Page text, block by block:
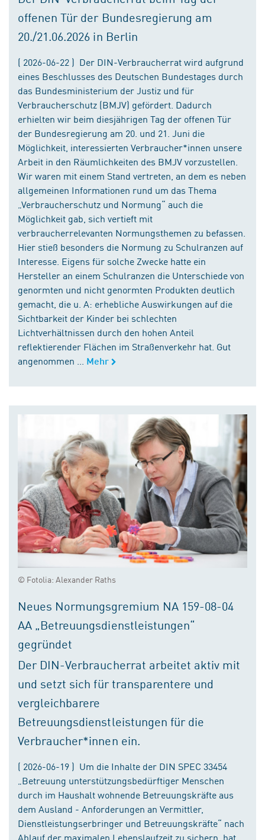
offenen Tür der Bundesregierung am
20./21.06.2026 in Berlin
( 2026-06-22 ) Der DIN-Verbraucherrat wird aufgrund
eines Beschlusses des Deutschen Bundestages durch
das Bundesministerium der Justiz und für
Verbraucherschutz (BMJV) gefördert. Dadurch
erhielten wir beim diesjährigen Tag der offenen Tür
der Bundesregierung am 20. und 21. Juni die
Möglichkeit, interessierten Verbraucher*innen unsere
Arbeit in den Räumlichkeiten des BMJV vorzustellen.
Wir waren mit einem Stand vertreten, an dem es neben
allgemeinen Informationen rund um das Thema
„Verbraucherschutz und Normung“ auch die
Möglichkeit gab, sich vertieft mit
verbraucherrelevanten Normungsthemen zu befassen.
Hier stieß besonders die Normung zu Schulranzen auf
Interesse. Eigens für solche Zwecke hatte ein
Hersteller an einem Schulranzen die Unterschiede von
genormten und nicht genormten Produkten deutlich
gemacht, die u. A: erhebliche Auswirkungen auf die
Sichtbarkeit der Kinder bei schlechten
Lichtverhältnissen durch den hohen Anteil
reflektierender Flächen im Straßenverkehr hat. Gut
angenommen ...
Mehr
© Fotolia: Alexander Raths
Neues Normungsgremium NA 159-08-04
AA „Betreuungsdienstleistungen“
gegründet
Der DIN-Verbraucherrat arbeitet aktiv mit
und setzt sich für transparentere und
vergleichbarere
Betreuungsdienstleistungen für die
Verbraucher*innen ein.
( 2026-06-19 ) Um die Inhalte der DIN SPEC 33454
„Betreuung unterstützungsbedürftiger Menschen
durch im Haushalt wohnende Betreuungskräfte aus
dem Ausland - Anforderungen an Vermittler,
Dienstleistungserbringer und Betreuungskräfte“ nach
Ablauf der maximalen Lebenslaufzeit zu sichern, hat